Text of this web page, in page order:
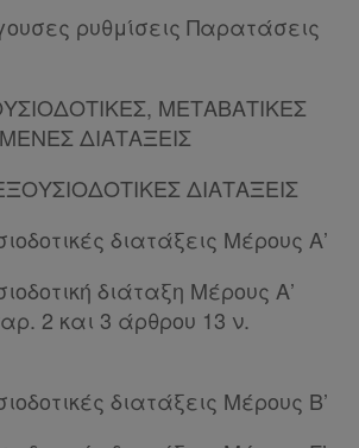
ρυθμίσεις Παρατάσεις
ΜΕΤΑΒΑΤΙΚΕΣ
ΔΙΑΤΑΞΕΙΣ
ΔΙΑΤΑΞΕΙΣ
διατάξεις Μέρους Α’
διάταξη Μέρους Α’
2 και 3 άρθρου 13 ν.
διατάξεις Μέρους Β’